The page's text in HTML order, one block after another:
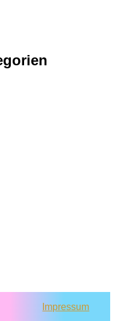
Impressum